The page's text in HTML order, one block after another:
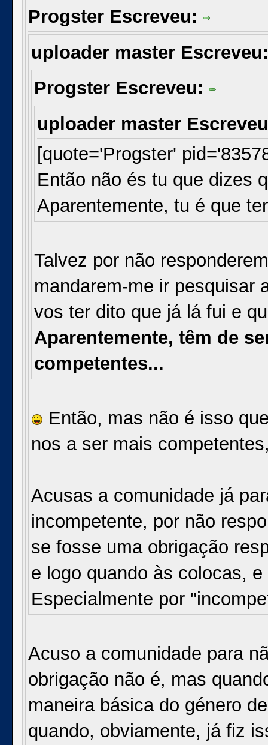
Progster Escreveu:
uploader master
Progster Escreveu:
uploader master
[quote='Progster'
Então não és tu que dizes
Aparentemente, tu é que
Talvez por não
mandarem-me ir pesquisar
vos ter dito que já lá fui e
Aparentemente, têm de
competentes...
Então, mas não é isso
nos a ser mais
Acusas a comunidade já
incompetente, por não
se fosse uma obrigação
e logo quando às colocas,
Especialmente por
Acuso a comunidade para
obrigação não é, mas
maneira básica do género
quando, obviamente, já fiz